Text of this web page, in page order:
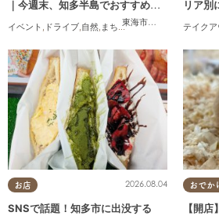
東海市
,大府市 東浦町,半
｜今週末、知多半島でおすすめの
プラン【8/8(土)・9(日)】
イベント , ドライブ,自然, まちネタ ,季節ネタ 親子,家族
リア別
テイクア
お店 2026.08.04
SNSで話題！知多市に出没する
おでか
【開